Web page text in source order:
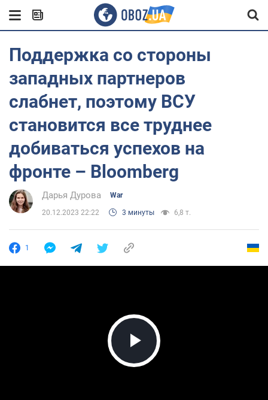
Поддержка со стороны
западных партнеров
слабнет, поэтому ВСУ
становится все труднее
добиваться успехов на
фронте – Bloomberg
Дарья Дурова War
20.12.2023 22:22 3 минуты 6,8 т.
1
Play Video